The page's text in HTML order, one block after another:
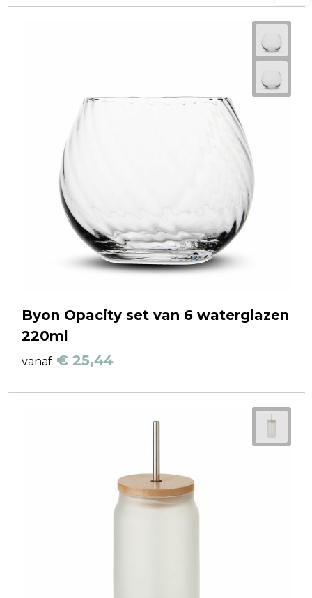
Byon Opacity set van 6 waterglazen
220ml
vanaf € 25,44